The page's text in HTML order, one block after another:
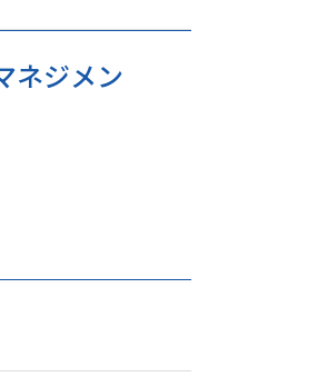
ネジメン